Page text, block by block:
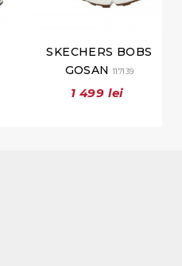
SKECHERS BOBS
GOSAN117139
1 499 lei